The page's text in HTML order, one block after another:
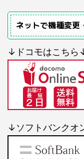
ネットで機種変更
↓ドコモはこちら
↓ソフトバンクオ